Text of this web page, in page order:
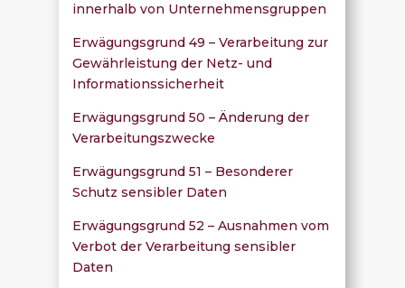
innerhalb von Unternehmensgruppen
Erwägungsgrund 49 – Verarbeitung zur
Gewährleistung der Netz- und
Informationssicherheit
Erwägungsgrund 50 – Änderung der
Verarbeitungszwecke
Erwägungsgrund 51 – Besonderer
Schutz sensibler Daten
Erwägungsgrund 52 – Ausnahmen vom
Verbot der Verarbeitung sensibler
Daten